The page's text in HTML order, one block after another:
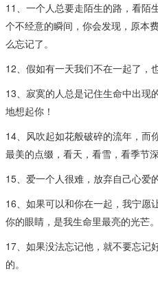
11、一个人总要走陌生的路，看陌
个不经意的瞬间，你会发现，原本
么忘记了。
12、假如有一天我们不在一起了，
13、寂寞的人总是记住生命中出现
地想起你！
14、风吹起如花般破碎的流年，而
最美的点缀，看天，看雪，看季节深
15、爱一个人很难，放弃自己心爱
16、如果可以和你在一起，我宁愿
你的眼睛，是我生命里最亮的光芒。
17、如果没法忘记他，就不要忘记
的。